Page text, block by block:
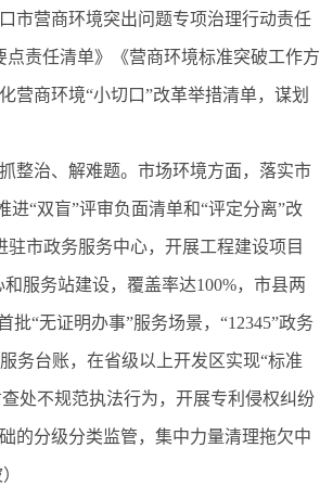
市营商环境突出问题专项治理行动责任
责任清单》《营商环境标准突破工作方
营商环境“小切口”改革举措清单，谋划
治、解难题。市场环境方面，落实市
“双盲”评审负面清单和“评定分离”改
驻市政务服务中心，开展工程建设项目
服务站建设，覆盖率达100%，市县两
“无证明办事”服务场景，“12345”政务
务台账，在省级以上开发区实现“标准
处不规范执法行为，开展专利侵权纠纷
的分级分类监管，集中力量清理拖欠中